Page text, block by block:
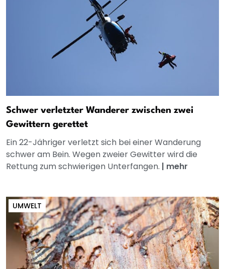
Schwer verletzter Wanderer zwischen zwei
Gewittern gerettet
Ein 22-Jähriger verletzt sich bei einer Wanderung
schwer am Bein. Wegen zweier Gewitter wird die
Rettung zum schwierigen Unterfangen. | mehr
UMWELT